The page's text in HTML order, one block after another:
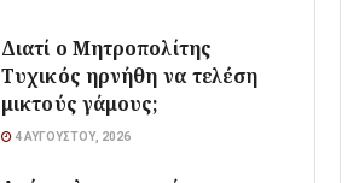
Διατί ο Μητροπολίτης
Τυχικός ηρνήθη να τελέση
μικτούς γάμους;
4 ΑΥΓΟΎΣΤΟΥ, 2026